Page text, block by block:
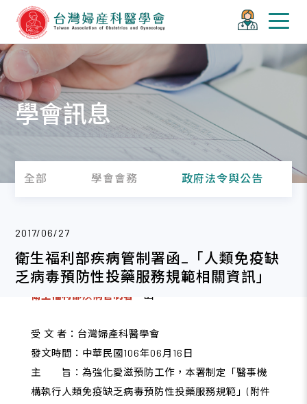
學會訊息
全部 學會會務 政府法令與公告
2017/06/27
衛生福利部疾病管制署函_「人類免疫缺
乏病毒預防性投藥服務規範相關資訊」
衛生福利部疾病管制署 函
受 文 者：台灣婦產科醫學會
發文時間：中華民國106年06月16日
主 旨：為強化愛滋預防工作，本署制定「醫事機
構執行人類免疫缺乏病毒預防性投藥服務規範」(附件